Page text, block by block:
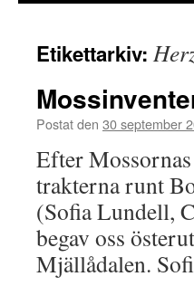
Etikettarkiv:
Postat den 30 september
Efter
trakterna runt
(Sofia Lundell,
begav oss
Mjällådalen.